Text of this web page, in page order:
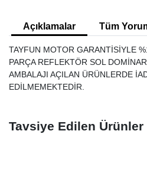
Açıklamalar Tüm
TAYFUN MOTOR GARANTİSİYLE
PARÇA REFLEKTÖR SOL
AMBALAJI AÇILAN ÜRÜNLERDE
EDİLMEMEKTEDİR.
Tavsiye Edilen Ürünler